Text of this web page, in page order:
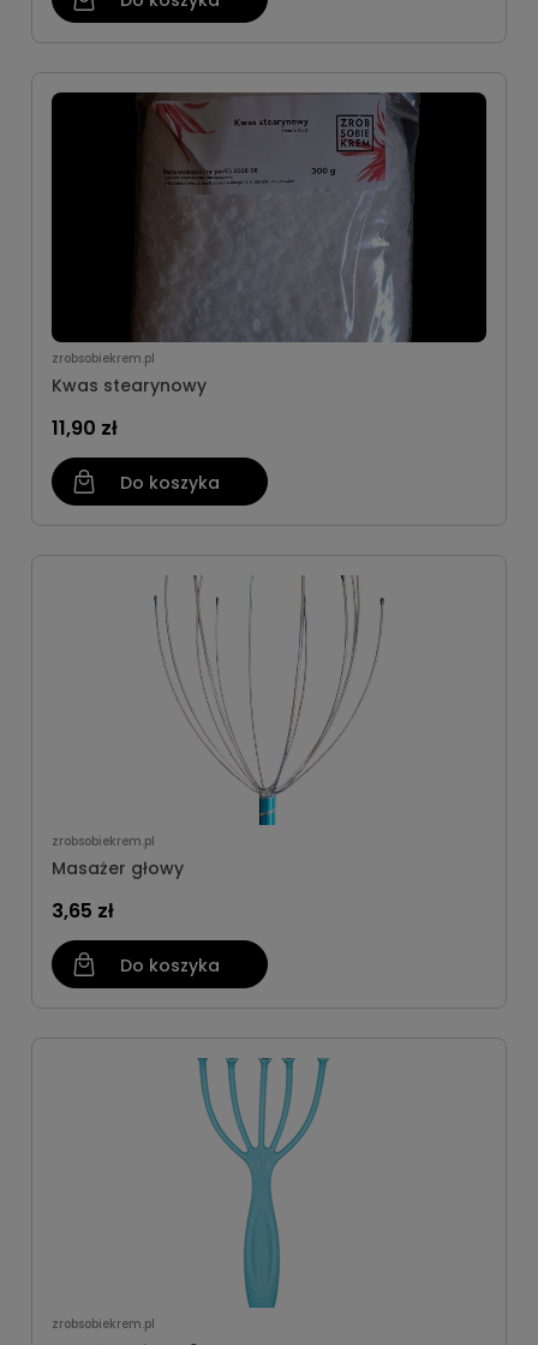
zrobsobiekrem.pl
Kwas stearynowy
11,90 zł
Do koszyka
zrobsobiekrem.pl
Masażer głowy
3,65 zł
Do koszyka
zrobsobiekrem.pl